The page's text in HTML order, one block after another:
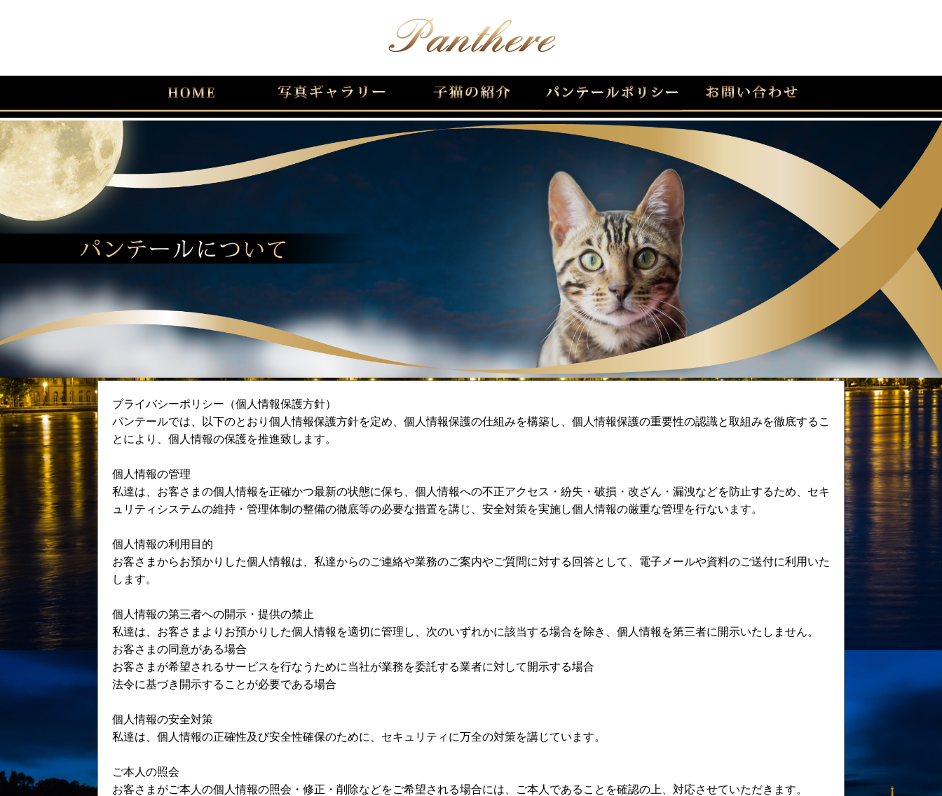
プライバシーポリシー（個人情報保護方針）
パンテールでは、以下のとおり個人情報保護方針を定め、個人情報保護の仕組みを構築し、個人情報保護の重要性の認識と取組みを徹底するこ
とにより、個人情報の保護を推進致します。
個人情報の管理
私達は、お客さまの個人情報を正確かつ最新の状態に保ち、個人情報への不正アクセス・紛失・破損・改ざん・漏洩などを防止するため、セキ
ュリティシステムの維持・管理体制の整備の徹底等の必要な措置を講じ、安全対策を実施し個人情報の厳重な管理を行ないます。
個人情報の利用目的
お客さまからお預かりした個人情報は、私達からのご連絡や業務のご案内やご質問に対する回答として、電子メールや資料のご送付に利用いた
します。
個人情報の第三者への開示・提供の禁止
私達は、お客さまよりお預かりした個人情報を適切に管理し、次のいずれかに該当する場合を除き、個人情報を第三者に開示いたしません。
お客さまの同意がある場合
お客さまが希望されるサービスを行なうために当社が業務を委託する業者に対して開示する場合
法令に基づき開示することが必要である場合
個人情報の安全対策
私達は、個人情報の正確性及び安全性確保のために、セキュリティに万全の対策を講じています。
ご本人の照会
お客さまがご本人の個人情報の照会・修正・削除などをご希望される場合には、ご本人であることを確認の上、対応させていただきます。